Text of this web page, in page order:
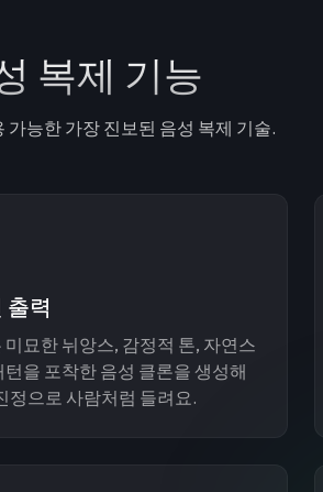
복제 기능
가능한 가장 진보된 음성 복제 기술.
출력
묘한 뉘앙스, 감정적 톤, 자연스
을 포착한 음성 클론을 생성해
정으로 사람처럼 들려요.